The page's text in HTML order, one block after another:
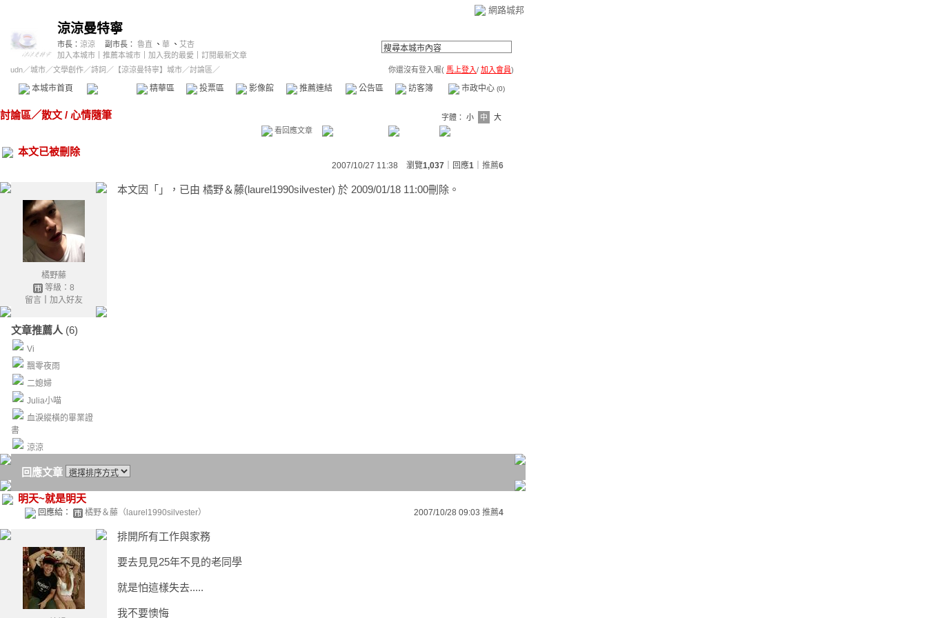
網路城邦
涼涼曼特寧
市長： 涼涼 副市長： 魯直 、 華 、 艾杏
加入本城市
推薦本城市 加入我的最愛
訂閱最新文章
udn／城市／文學創作／詩詞 ／ 【涼涼曼特寧】城市／討論區／ 你還沒有登入喔( 馬上登入/ 加入會員)
本城市首頁 精華區 投票區 影像館 推薦連結 公告區 訪客簿 市政中心 (0)
討論區／散文 / 心情隨筆 字體： 小 中
大
看回應文章
本文已被刪除
2007/10/27 11:38 瀏覽1,037 ｜回應1 推薦6
橘野藤
等級：8
留言｜ 加入好友
文章推薦人 (6)
Vi
飄零夜雨
二媳婦
Julia小喵
血淚縱橫的畢業證
書
涼涼
本文因「」，已由 橘野＆藤(laurel1990silvester) 於 2009/01/18 11:00刪除。
回應文章
明天~就是明天
回應給： 橘野＆藤（laurel1990silvester） 2007/10/28 09:03 推薦4
排開所有工作與家務
要去見見25年不見的老同學
就是怕這樣失去.....
我不要懊悔